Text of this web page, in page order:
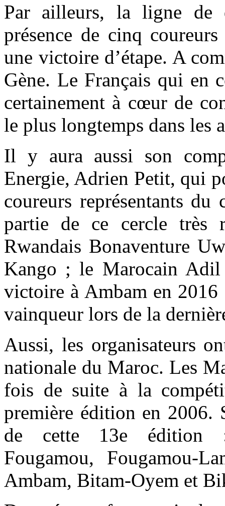
Par ailleurs, la ligne de
présence de cinq
une victoire d’étape. A
Gène. Le Français qui en
certainement à cœur de
le plus longtemps dans les
Il y aura aussi son
Energie, Adrien Petit, qui
coureurs représentants
partie de ce cercle très
Rwandais Bonaventure
Kango ; le Marocain
victoire à Ambam en
vainqueur lors de la
Aussi, les organisateurs
nationale du Maroc. Les
fois de suite à la
première édition en 2006.
de cette 13e édition :
Fougamou, Fougamou-
Ambam, Bitam-Oyem et